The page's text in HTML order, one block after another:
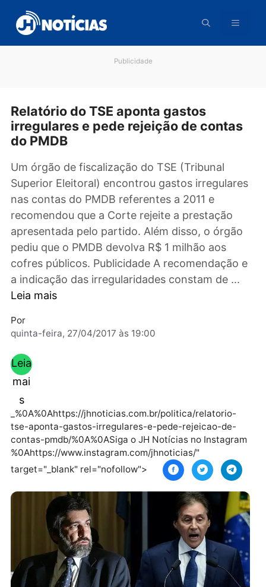
para
conteúdo
Relatório do TSE aponta gastos
irregulares e pede rejeição de
Um órgão de fiscalização do TSE (Tribunal
Superior Eleitoral) encontrou gastos
nas contas do PMDB referentes a 2011 e
recomendou que a Corte rejeite a prestação
apresentada pelo partido. Além disso, o
pediu que o PMDB devolva R$ 1 milhão aos
cofres públicos. Publicidade A
Leia mais
Por
quinta-feira, 27/04/2017 às 19:00
Leia
mai
s
_%0A%0Ahttps://jhnoticias.com.br/politica/relatorio-
tse-aponta-gastos-irregulares-e-pede-rejeicao-de-
%0Ahttps://www.instagram.com/jhnoticias/"
target="_blank" rel="nofollow">